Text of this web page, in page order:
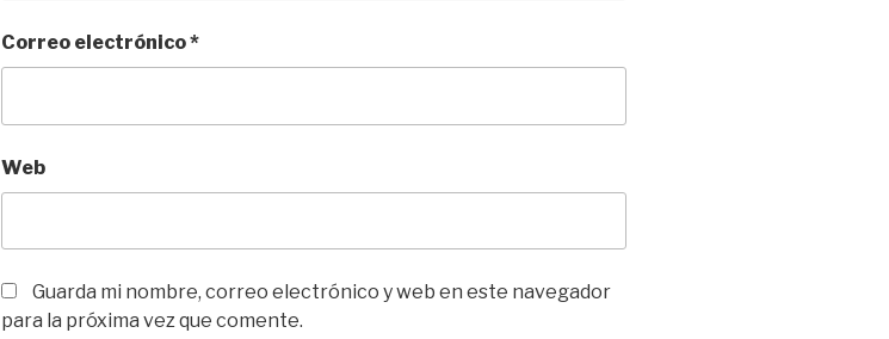
Correo electrónico*
Web
Guarda mi nombre, correo electrónico y web en este navegador
para la próxima vez que comente.